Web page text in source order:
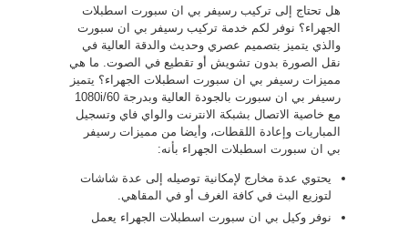
هل تحتاج إلى تركيب رسيفر بي ان سبورت اسطبلات
الجهراء؟ نوفر لكم خدمة تركيب رسيفر بي ان سبورت
والذي يتميز بتصميم عصري وحديث والدقة العالية في
نقل الصورة بدون تشويش أو تقطيع في الصوت. ما هي
مميزات رسيفر بي ان سبورت اسطبلات الجهراء؟ يتميز
رسيفر بي ان سبورت بالجودة العالية وبدرجة 1080i/60
مع خاصية الاتصال بشبكة الانترنت والواي فاي وتسجيل
المباريات وإعادة اللقطات، وأيضا من مميزات رسيفر
بي ان سبورت اسطبلات الجهراء بأنه:
يحتوي عدة مخارج لإمكانية توصيله إلى عدة شاشات
لتوزيع البث في كافة الغرف أو في المقاهي.
نوفر وكيل بي ان سبورت اسطبلات الجهراء يعمل